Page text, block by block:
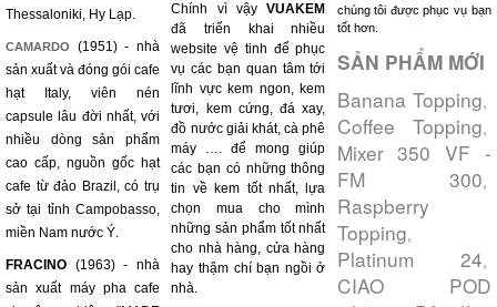
Thessaloniki, Hy Lạp.
CAMARDO
(1951) - nhà
sản xuất và đóng gói cafe
hạt Italy, viên nén
capsule lâu đời nhất, với
nhiều dòng sản phẩm
cao cấp, nguồn gốc hạt
cafe từ đảo Brazil, có trụ
sở tại tỉnh Campobasso,
miền Nam nước Ý.
FRACINO (1963) - nhà
sản xuất máy pha cafe
Chính vì vậyVUAKEM
đã triển khai nhiều
website vệ tinh để phục
vụ các bạn quan tâm tới
lĩnh vực kem ngon, kem
tươi, kem cứng, đá xay,
đồ nước giải khát, cà phê
máy …. để mong giúp
các bạn có những thông
tin về kem tốt nhất, lựa
chọn mua cho mình
những sản phẩm tốt nhất
cho nhà hàng, cửa hàng
hay thậm chí bạn ngồi ở
nhà.
chúng tôi được phục vụ bạn
tốt hơn.
SẢN PHẨM MỚI
Banana Topping,
Coffee Topping,
Mixer 350 VF -
FM 300,
Raspberry
Topping,
Platinum 24,
CIAO POD